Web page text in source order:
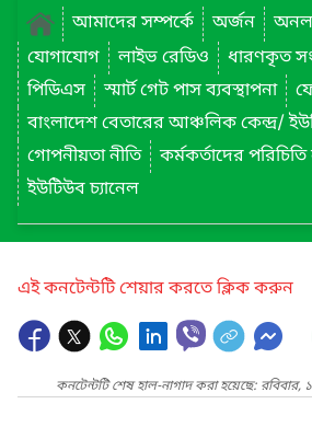
আমাদের সম্পর্কে
অর্জন
যোগাযোগ
লাইভ রেডিও ধারণকৃত
পিডিএস
স্মার্ট গেট পাস ব্যবস্থাপনা
গোপনীয়তা নীতি
কর্মকর্তাদের পরিচিতি
ইউটিউব চ্যানেল
এই কনটেন্টটি শেয়ার করতে ক্লিক করুন
কনটেন্টটি শেষ হাল-নাগাদ করা হয়েছে: